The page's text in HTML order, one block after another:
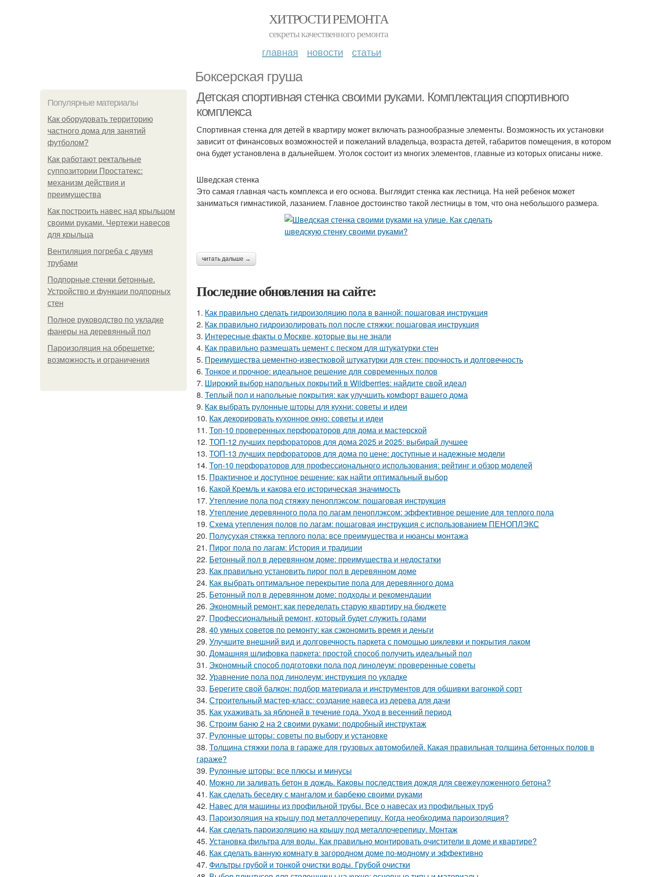
ХИТРОСТИ РЕМОНТА
секреты качественного ремонта
главная новости статьи
Боксерская груша
Популярные материалы
Как оборудовать территорию
частного дома для занятий
футболом?
Как работают ректальные
суппозитории Простатекс:
механизм действия и
преимущества
Как построить навес над крыльцом
своими руками. Чертежи навесов
для крыльца
Вентиляция погреба с двумя
трубами
Подпорные стенки бетонные.
Устройство и функции подпорных
стен
Полное руководство по укладке
фанеры на деревянный пол
Пароизоляция на обрешетке:
возможность и ограничения
Детская спортивная стенка своими руками. Комплектация спортивного
комплекса
Спортивная стенка для детей в квартиру может включать разнообразные элементы. Возможность их установки
зависит от финансовых возможностей и пожеланий владельца, возраста детей, габаритов помещения, в котором
она будет установлена в дальнейшем. Уголок состоит из многих элементов, главные из которых описаны ниже.
Шведская стенка
Это самая главная часть комплекса и его основа. Выглядит стенка как лестница. На ней ребенок может
заниматься гимнастикой, лазанием. Главное достоинство такой лестницы в том, что она небольшого размера.
читать дальше →
Последние обновления на сайте:
1. Как правильно сделать гидроизоляцию пола в ванной: пошаговая инструкция
2. Как правильно гидроизолировать пол после стяжки: пошаговая инструкция
3. Интересные факты о Москве, которые вы не знали
4. Как правильно размешать цемент с песком для штукатурки стен
5. Преимущества цементно-известковой штукатурки для стен: прочность и долговечность
6. Тонкое и прочное: идеальное решение для современных полов
7. Широкий выбор напольных покрытий в Wildberries: найдите свой идеал
8. Теплый пол и напольные покрытия: как улучшить комфорт вашего дома
9. Как выбрать рулонные шторы для кухни: советы и идеи
10. Как декорировать кухонное окно: советы и идеи
11. Топ-10 проверенных перфораторов для дома и мастерской
12. ТОП-12 лучших перфораторов для дома 2025 и 2025: выбирай лучшее
13. ТОП-13 лучших перфораторов для дома по цене: доступные и надежные модели
14. Топ-10 перфораторов для профессионального использования: рейтинг и обзор моделей
15. Практичное и доступное решение: как найти оптимальный выбор
16. Какой Кремль и какова его историческая значимость
17. Утепление пола под стяжку пеноплэксом: пошаговая инструкция
18. Утепление деревянного пола по лагам пеноплэксом: эффективное решение для теплого пола
19. Схема утепления полов по лагам: пошаговая инструкция с использованием ПЕНОПЛЭКС
20. Полусухая стяжка теплого пола: все преимущества и нюансы монтажа
21. Пирог пола по лагам: История и традиции
22. Бетонный пол в деревянном доме: преимущества и недостатки
23. Как правильно установить пирог пол в деревянном доме
24. Как выбрать оптимальное перекрытие пола для деревянного дома
25. Бетонный пол в деревянном доме: подходы и рекомендации
26. Экономный ремонт: как переделать старую квартиру на бюджете
27. Профессиональный ремонт, который будет служить годами
28. 40 умных советов по ремонту: как сэкономить время и деньги
29. Улучшите внешний вид и долговечность паркета с помощью циклевки и покрытия лаком
30. Домашняя шлифовка паркета: простой способ получить идеальный пол
31. Экономный способ подготовки пола под линолеум: проверенные советы
32. Уравнение пола под линолеум: инструкция по укладке
33. Берегите свой балкон: подбор материала и инструментов для обшивки вагонкой сорт
34. Строительный мастер-класс: создание навеса из дерева для дачи
35. Как ухаживать за яблоней в течение года. Уход в весенний период
36. Строим баню 2 на 2 своими руками: подробный инструктаж
37. Рулонные шторы: советы по выбору и установке
38. Толщина стяжки пола в гараже для грузовых автомобилей. Какая правильная толщина бетонных полов в
гараже?
39. Рулонные шторы: все плюсы и минусы
40. Можно ли заливать бетон в дождь. Каковы последствия дождя для свежеуложенного бетона?
41. Как сделать беседку с мангалом и барбекю своими руками
42. Навес для машины из профильной трубы. Все о навесах из профильных труб
43. Пароизоляция на крышу под металлочерепицу. Когда необходима пароизоляция?
44. Как сделать пароизоляцию на крышу под металлочерепицу. Монтаж
45. Установка фильтра для воды. Как правильно монтировать очистители в доме и квартире?
46. Как сделать ванную комнату в загородном доме по-модному и эффективно
47. Фильтры грубой и тонкой очистки воды. Грубой очистки